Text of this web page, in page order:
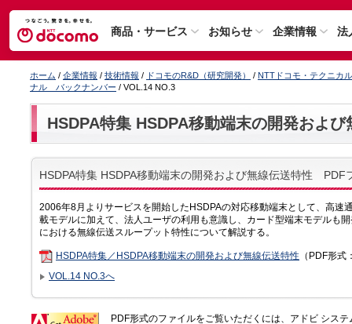
商品・サービス お知らせ 企業情報 法
ホーム / 企業情報 / 技術情報 / ドコモのR&D（研究開発） / NTTドコモ・テクニカ
ナル バックナンバー / VOL.14 NO.3
HSDPA特集 HSDPA移動端末の開発および
HSDPA特集 HSDPA移動端末の開発および無線伝送特性 PDF
2006年8月よりサービスを開始したHSDPAの対応移動端末として、高速
載モデルに加えて、法人ユーザの利用も意識し、カード型端末モデルも
における無線伝送スループット特性について解説する。
HSDPA特集／HSDPA移動端末の開発および無線伝送特性 （PDF形
VOL.14 NO.3へ
PDF形式のファイルをご覧いただくには、アドビ シス